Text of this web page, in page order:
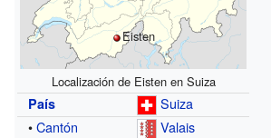
Eisten
Localización de Eisten en Suiza
País
Suiza
•Cantón
Valais